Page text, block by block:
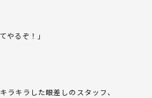
やるぞ！」
ラキラした眼差しのスタッフ、